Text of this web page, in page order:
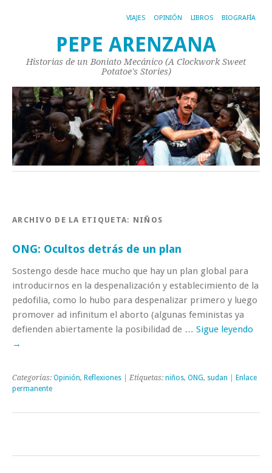
VIAJES OPINIÓN LIBROS BIOGRAFÍA
PEPE ARENZANA
Historias de un Boniato Mecánico (A Clockwork Sweet
Potatoe's Stories)
ARCHIVO DE LA ETIQUETA: NIÑOS
ONG: Ocultos detrás de un plan
Sostengo desde hace mucho que hay un plan global para
introducirnos en la despenalización y establecimiento de la
pedofilia, como lo hubo para despenalizar primero y luego
promover ad infinitum el aborto (algunas feministas ya
defienden abiertamente la posibilidad de … Sigue leyendo
→
Categorías: Opinión, Reflexiones | Etiquetas: niños, ONG, sudan
Enlace
permanente